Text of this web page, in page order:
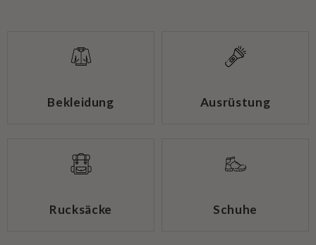
Bekleidung Ausrüstung
Rucksäcke Schuhe